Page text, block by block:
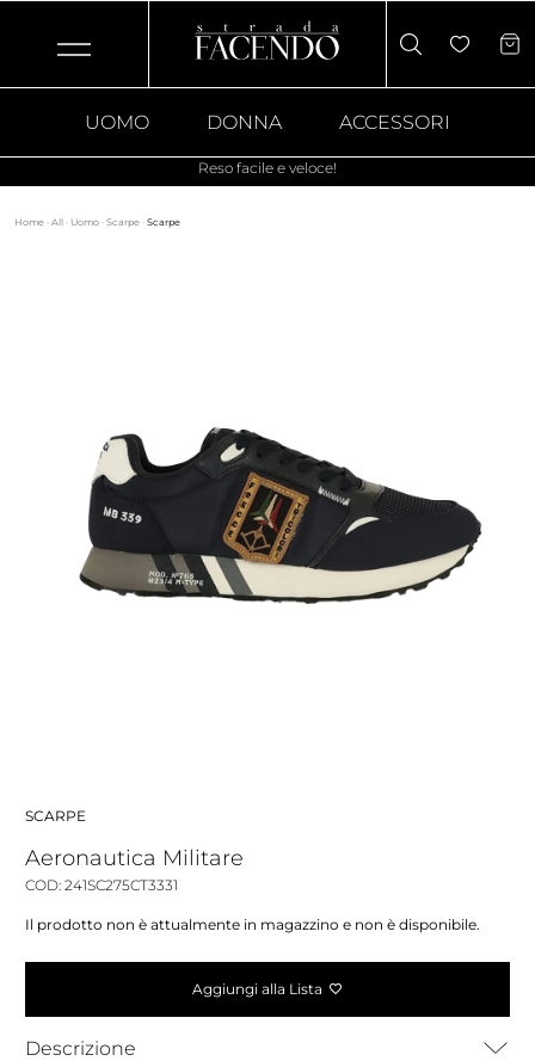
UOMO DONNA ACCESSORI
Reso facile e veloce!
Home · All · Uomo · Scarpe · Scarpe
SCARPE
Aeronautica Militare
COD: 241SC275CT3331
Il prodotto non è attualmente in magazzino e non è disponibile.
Aggiungi alla Lista
Descrizione